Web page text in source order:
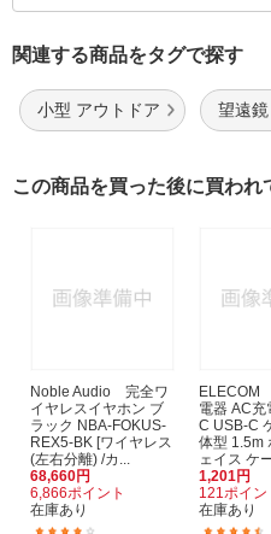
関連する商品をタグで探す
小型 アウトドア 望遠
この商品を買った後に買われ
Noble Audio 完全ワ
イヤレスイヤホン ブ
ラック NBA-FOKUS-
REX5-BK [ワイヤレス
(左右分離) /カ...
68,660円
6,866ポイント
在庫あり
ELECOM
電器 AC充
C USB-C
体型 1.5m
ェイス ケ
1,201円
121ポイン
在庫あり